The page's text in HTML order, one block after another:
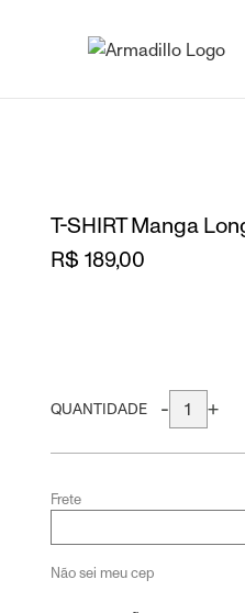
T-SHIRT Manga
R$ 189,00
QUANTIDADE - +
Frete
Não sei meu cep